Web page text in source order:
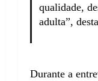
qualidade,
adulta”,
Durante a